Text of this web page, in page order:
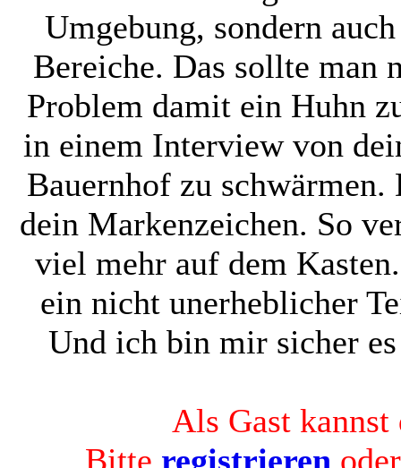
Umgebung, sondern
Bereiche. Das sollte man
Problem damit ein Huhn
in einem Interview von
Bauernhof zu
dein Markenzeichen. So
viel mehr auf dem
ein nicht unerheblicher
Und ich bin mir sicher
Als Gast
Bitte registrieren